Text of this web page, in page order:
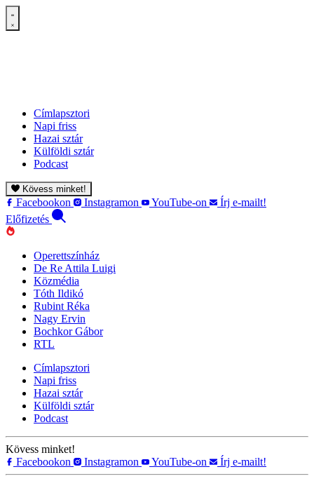
Címlapsztori
Napi friss
Hazai sztár
Külföldi sztár
Podcast
Kövess minket!
Facebookon Instagramon YouTube-on
Írj e-mailt!
Előfizetés
Operettszínház
De Re Attila Luigi
Közmédia
Tóth Ildikó
Rubint Réka
Nagy Ervin
Bochkor Gábor
RTL
Címlapsztori
Napi friss
Hazai sztár
Külföldi sztár
Podcast
Kövess minket!
Facebookon
Instagramon YouTube-on Írj e-mailt!